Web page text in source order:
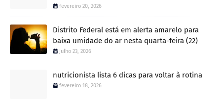
fevereiro 20, 2026
Distrito Federal está em alerta amarelo para
baixa umidade do ar nesta quarta-feira (22)
julho 23, 2026
nutricionista lista 6 dicas para voltar à rotina
fevereiro 18, 2026